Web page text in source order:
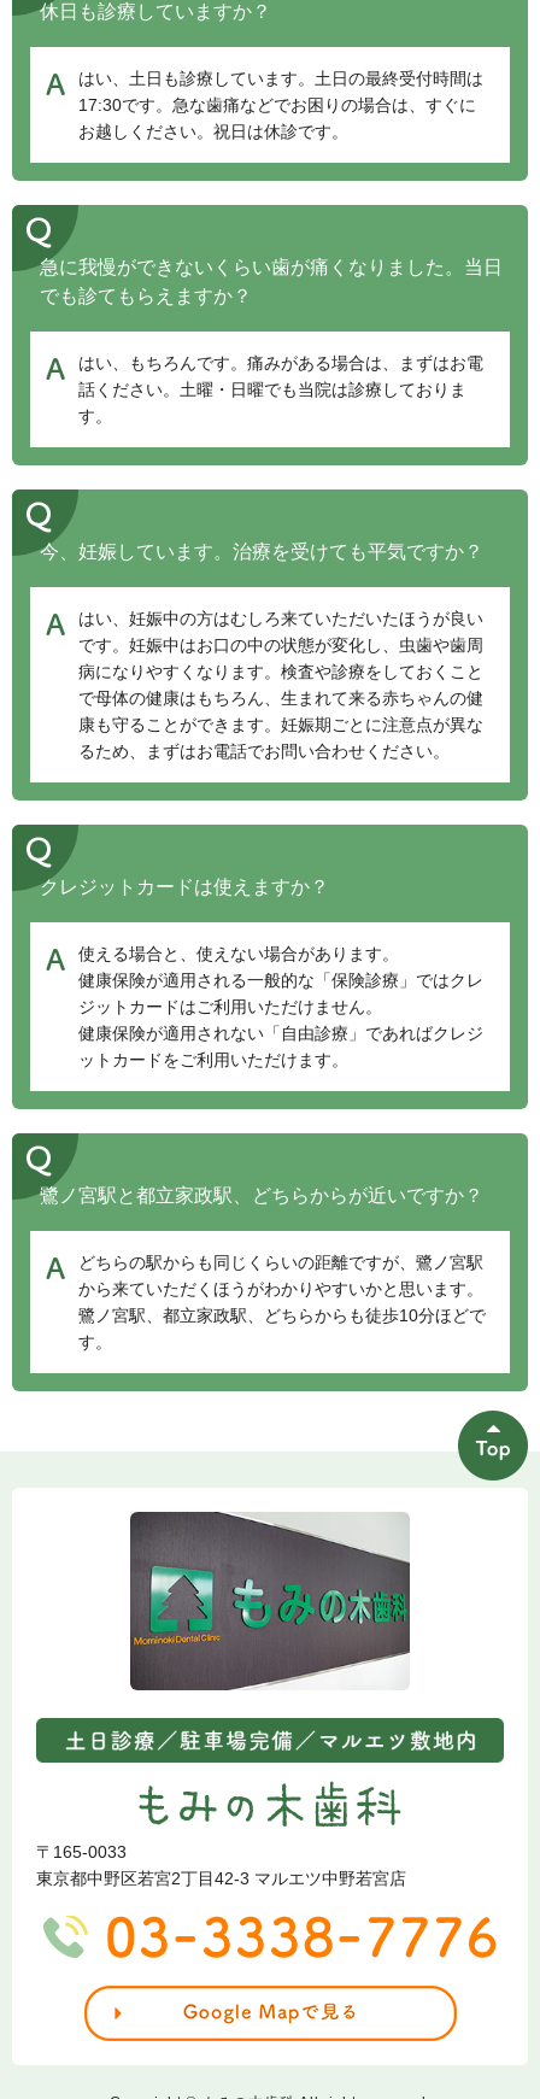
休日も診療していますか？
はい、土日も診療しています。土日の最終受付時間は
17:30です。急な歯痛などでお困りの場合は、すぐに
お越しください。祝日は休診です。
急に我慢ができないくらい歯が痛くなりました。当日
でも診てもらえますか？
はい、もちろんです。痛みがある場合は、まずはお電
話ください。土曜・日曜でも当院は診療しておりま
す。
今、妊娠しています。治療を受けても平気ですか？
はい、妊娠中の方はむしろ来ていただいたほうが良い
です。妊娠中はお口の中の状態が変化し、虫歯や歯周
病になりやすくなります。検査や診療をしておくこと
で母体の健康はもちろん、生まれて来る赤ちゃんの健
康も守ることができます。妊娠期ごとに注意点が異な
るため、まずはお電話でお問い合わせください。
クレジットカードは使えますか？
使える場合と、使えない場合があります。
健康保険が適用される一般的な「保険診療」ではクレ
ジットカードはご利用いただけません。
健康保険が適用されない「自由診療」であればクレジ
ットカードをご利用いただけます。
鷺ノ宮駅と都立家政駅、どちらからが近いですか？
どちらの駅からも同じくらいの距離ですが、鷺ノ宮駅
から来ていただくほうがわかりやすいかと思います。
鷺ノ宮駅、都立家政駅、どちらからも徒歩10分ほどで
す。
〒165-0033
東京都中野区若宮2丁目42-3 マルエツ中野若宮店